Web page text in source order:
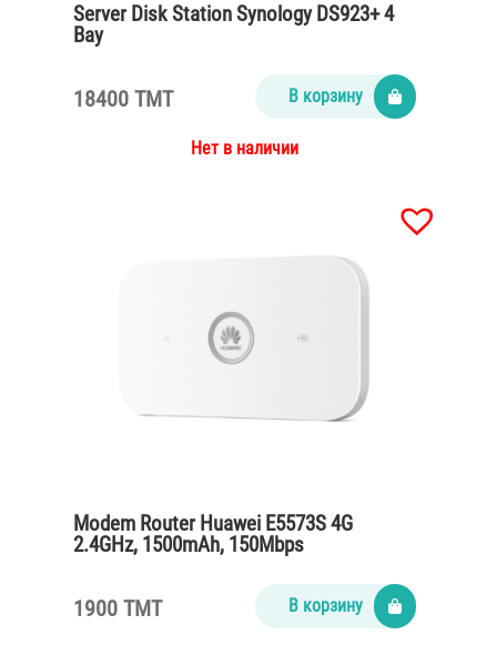
Server Disk Station Synology DS923+ 4
Bay
18400 TMT В корзину
Нет в наличии
Modem Router Huawei E5573S 4G
2.4GHz, 1500mAh, 150Mbps
1900 TMT В корзину